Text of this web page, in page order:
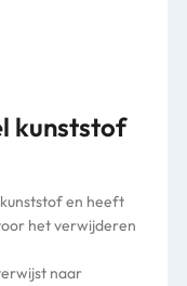
kunststof
en heeft
het verwijderen
naar